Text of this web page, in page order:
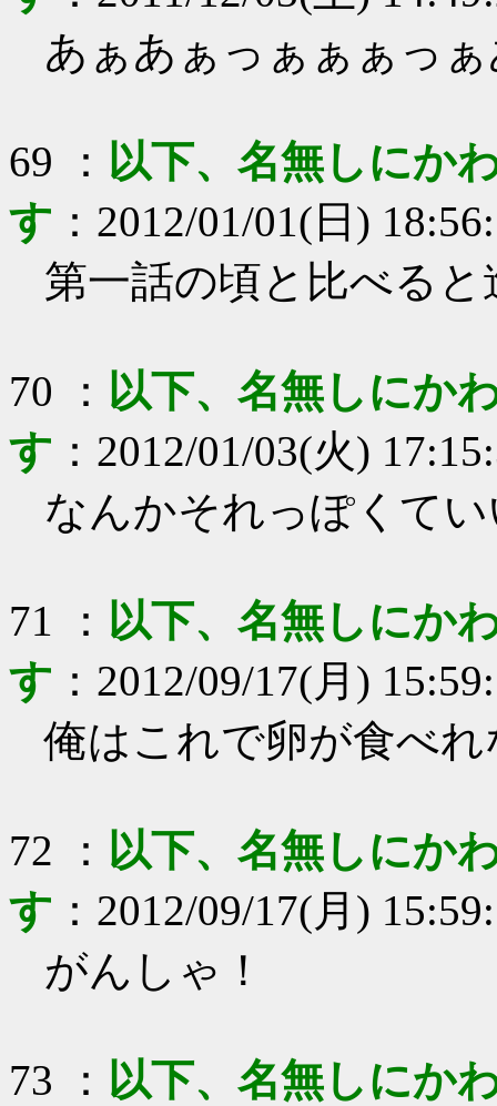
あぁあぁっぁぁぁっ
69 ： 以下、名無しにか
す ： 2012/01/01(日)
第一話の頃と比べる
70 ： 以下、名無しにか
す ： 2012/01/03(火)
なんかそれっぽくて
71 ： 以下、名無しにか
す ： 2012/09/17(月)
俺はこれで卵が食べ
72 ： 以下、名無しにか
す ： 2012/09/17(月)
がんしゃ！
73 ： 以下、名無しにか